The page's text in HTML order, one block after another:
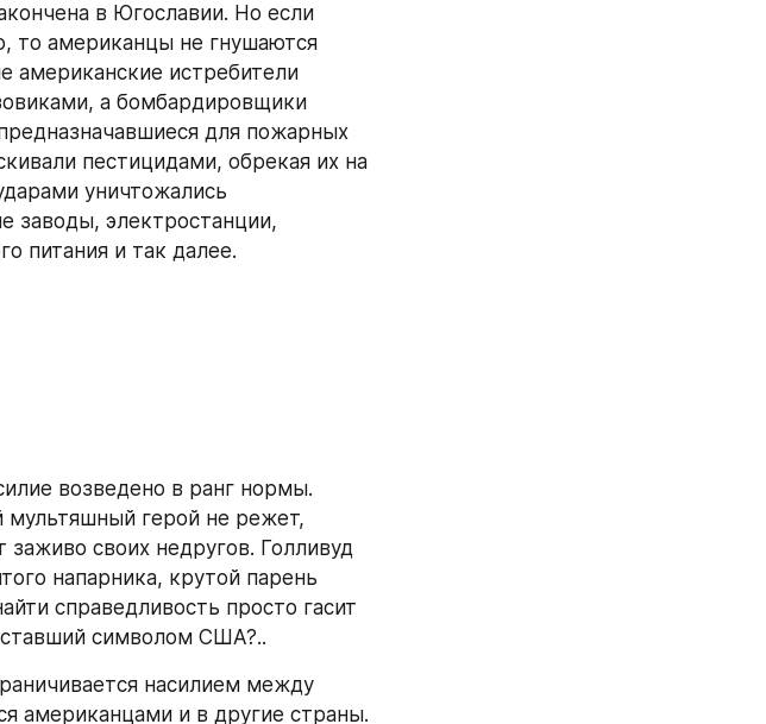
в Югославии. Но если
то американцы не гнушаются
американские истребители
а бомбардировщики
для пожарных
пестицидами, обрекая их на
уничтожались
заводы, электростанции,
питания и так далее.
возведено в ранг нормы.
мультяшный герой не режет,
своих недругов. Голливуд
напарника, крутой парень
справедливость просто гасит
ставший символом США?..
насилием между
американцами и в другие страны.